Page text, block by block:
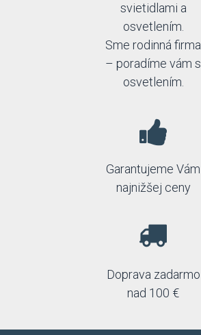
svietidlami a
osvetlením.
Sme rodinná firma
– poradíme vám s
osvetlením.
Garantujeme Vám
najnižšej ceny
Doprava zadarmo
nad 100 €